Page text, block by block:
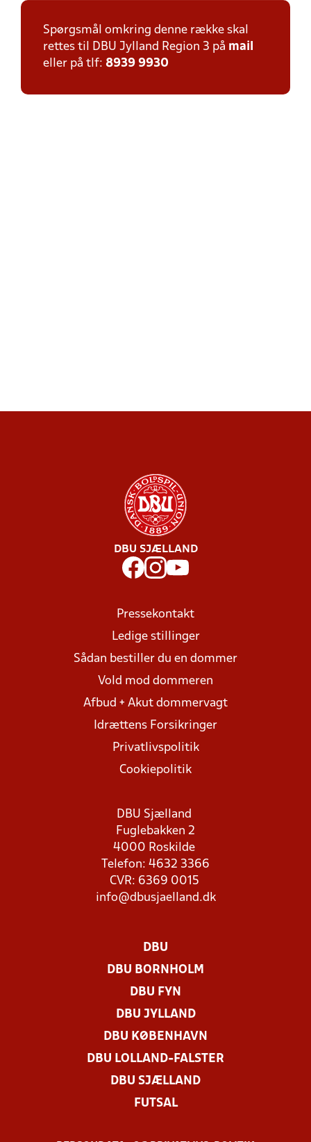
Spørgsmål omkring denne række skal
rettes til DBU Jylland Region 3 på mail
eller på tlf: 8939 9930
DBU SJÆLLAND
Pressekontakt
Ledige stillinger
Sådan bestiller du en dommer
Vold mod dommeren
Afbud + Akut dommervagt
Idrættens Forsikringer
Privatlivspolitik
Cookiepolitik
DBU Sjælland
Fuglebakken 2
4000 Roskilde
Telefon: 4632 3366
CVR: 6369 0015
info@dbusjaelland.dk
DBU
DBU BORNHOLM
DBU FYN
DBU JYLLAND
DBU KØBENHAVN
DBU LOLLAND-FALSTER
DBU SJÆLLAND
FUTSAL